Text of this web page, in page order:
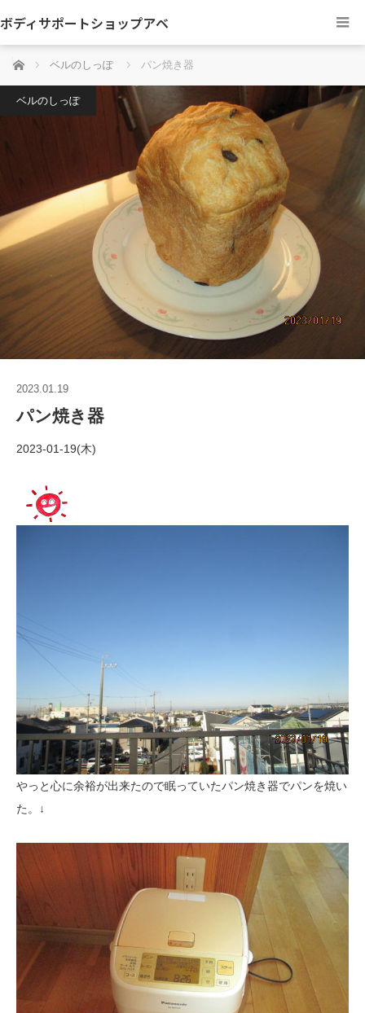
ボディサポートショップアベ
ホーム ベルのしっぽ パン焼き器
ベルのしっぽ
2023.01.19
パン焼き器
2023-01-19(木)
やっと心に余裕が出来たので眠っていたパン焼き器でパンを焼い
た。↓